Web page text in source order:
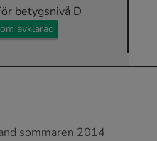
betygsnivå D
avklarad
sommaren 2014